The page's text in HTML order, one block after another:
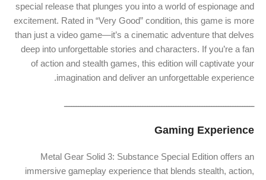
special release that plunges you into a world of espionage and
excitement. Rated in “Very Good” condition, this game is more
than just a video game—it’s a cinematic adventure that delves
deep into unforgettable stories and characters. If you’re a fan
of action and stealth games, this edition will captivate your
imagination and deliver an unforgettable experience.
ــــــــــــــــــــــــــــــــــــــــــــــــــــــــــــــــــــــــــــــــ
Gaming Experience
Metal Gear Solid 3: Substance Special Edition offers an
immersive gameplay experience that blends stealth, action,